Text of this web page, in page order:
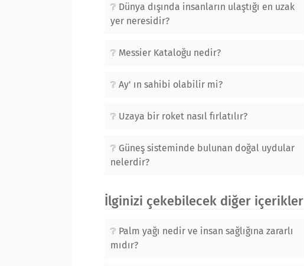
Dünya dışında insanların ulaştığı en uzak
yer neresidir?
Messier Kataloğu nedir?
Ay' ın sahibi olabilir mi?
Uzaya bir roket nasıl fırlatılır?
Güneş sisteminde bulunan doğal uydular
nelerdir?
İlginizi çekebilecek diğer içerikler
Palm yağı nedir ve insan sağlığına zararlı
mıdır?